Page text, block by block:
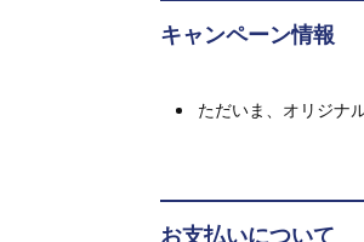
キャンペーン情報
ただいま、オリジナ
お支払いについて